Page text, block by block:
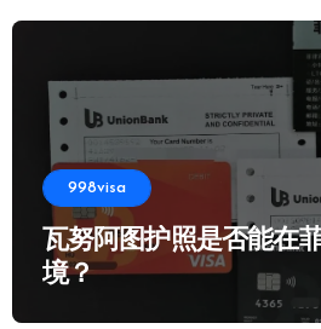
998visa
瓦努阿图护照是否能在
境？